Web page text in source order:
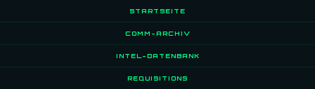
STARTSEITE
COMM-ARCHIV
INTEL-DATENBANK
REQUISITIONS